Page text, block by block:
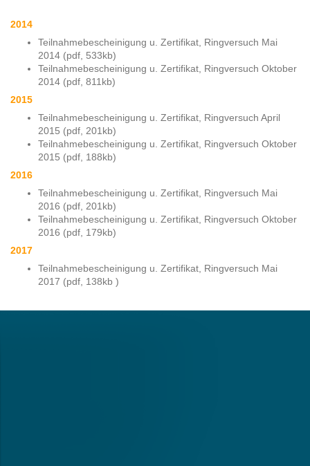
2014
Teilnahmebescheinigung u. Zertifikat, Ringversuch Mai
2014 (pdf, 533kb)
Teilnahmebescheinigung u. Zertifikat, Ringversuch Oktober
2014 (pdf, 811kb)
2015
Teilnahmebescheinigung u. Zertifikat, Ringversuch April
2015 (pdf, 201kb)
Teilnahmebescheinigung u. Zertifikat, Ringversuch Oktober
2015 (pdf, 188kb)
2016
Teilnahmebescheinigung u. Zertifikat, Ringversuch Mai
2016 (pdf, 201kb)
Teilnahmebescheinigung u. Zertifikat, Ringversuch Oktober
2016 (pdf, 179kb)
2017
Teilnahmebescheinigung u. Zertifikat, Ringversuch Mai
2017 (pdf, 138kb )